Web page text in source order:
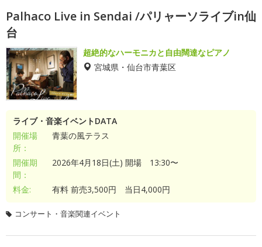
Palhaco Live in Sendai /パリャーソライブin仙
台
超絶的なハーモニカと自由闊達なピアノ
宮城県・仙台市青葉区
ライブ・音楽イベントDATA
開催場
所：
青葉の風テラス
開催期
間：
2026年4月18日(土) 開場 13:30〜
料金: 有料 前売3,500円 当日4,000円
コンサート・音楽関連イベント